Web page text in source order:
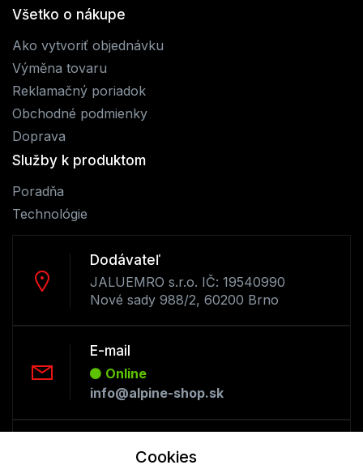
Všetko o nákupe
Ako vytvoriť objednávku
Výměna tovaru
Reklamačný poriadok
Obchodné podmienky
Doprava
Služby k produktom
Poradňa
Technológie
Dodávateľ
JALUEMRO s.r.o. IČ: 19540990
Nové sady 988/2, 60200 Brno
E-mail
Online
info@alpine-shop.sk
Cookies